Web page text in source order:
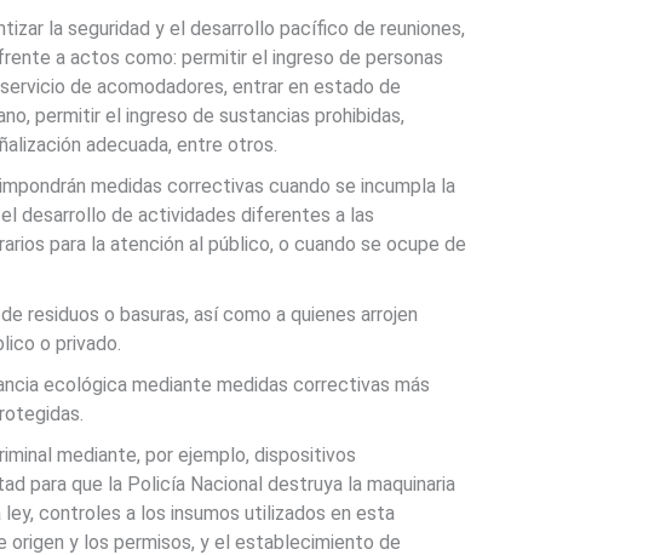
la seguridad y el desarrollo pacífico de reuniones,
a actos como: permitir el ingreso de personas
de acomodadores, entrar en estado de
permitir el ingreso de sustancias prohibidas,
adecuada, entre otros.
medidas correctivas cuando se incumpla la
desarrollo de actividades diferentes a las
para la atención al público, o cuando se ocupe de
residuos o basuras, así como a quienes arrojen
o privado.
ecológica mediante medidas correctivas más
mediante, por ejemplo, dispositivos
para que la Policía Nacional destruya la maquinaria
controles a los insumos utilizados en esta
y los permisos, y el establecimiento de